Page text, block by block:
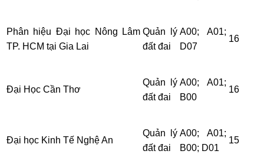
Phân hiệu Đại học Nông Lâm
TP. HCM tại Gia Lai
Quản lý
đất đai
A00; A01;
D07
16
Đại Học Cần Thơ
Quản lý
đất đai
A00; A01;
B00
16
Đại học Kinh Tế Nghệ An
Quản lý
đất đai
A00; A01;
B00; D01
15